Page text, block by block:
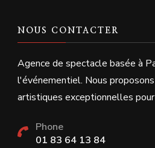
NOUS CONTACTER
Agence de spectacle basée à
l'événementiel. Nous
artistiques exceptionnelles
Phone
01 83 64 13 84